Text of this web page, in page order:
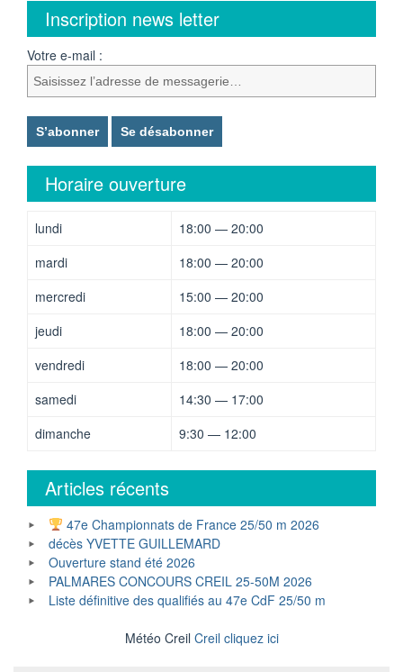
Inscription news letter
Votre e-mail :
Horaire ouverture
lundi
18:00 — 20:00
mardi
18:00 — 20:00
mercredi
15:00 — 20:00
jeudi
18:00 — 20:00
vendredi
18:00 — 20:00
samedi
14:30 — 17:00
dimanche
9:30 — 12:00
Articles récents
47e Championnats de France 25/50 m 2026
décès YVETTE GUILLEMARD
Ouverture stand été 2026
PALMARES CONCOURS CREIL 25-50M 2026
Liste définitive des qualifiés au 47e CdF 25/50 m
Météo Creil Creil cliquez ici